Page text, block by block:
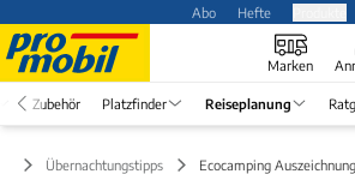
Abo Hefte
Marken
Zubehör Platzfinder Reiseplanung
Übernachtungstipps Ecocamping